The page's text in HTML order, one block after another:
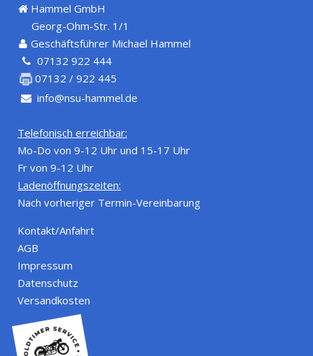
Hammel GmbH
Georg-Ohm-Str. 1/1
Geschäftsführer Michael Hammel
07132 922 444
07132 / 922 445
info@nsu-hammel.de
Telefonisch erreichbar:
Mo-Do von 9-12 Uhr und 15-17 Uhr
Fr von 9-12 Uhr
Ladenöffnungszeiten:
Nach vorheriger Termin-Vereinbarung
Kontakt/Anfahrt
AGB
Impressum
Datenschutz
Versandkosten